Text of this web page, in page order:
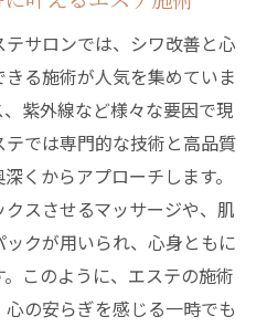
サロンでは、シワ改善と心
る施術が人気を集めていま
紫外線など様々な要因で現
では専門的な技術と高品質
くからアプローチします。
スさせるマッサージや、肌
クが用いられ、心身ともに
このように、エステの施術
の安らぎを感じる一時でも